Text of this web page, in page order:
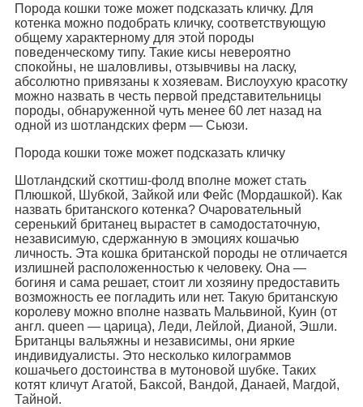
Порода кошки тоже может подсказать кличку. Для
котенка можно подобрать кличку, соответствующую
общему характерному для этой породы
поведенческому типу. Такие кисы невероятно
спокойны, не шаловливы, отзывчивы на ласку,
абсолютно привязаны к хозяевам. Вислоухую красотку
можно назвать в честь первой представительницы
породы, обнаруженной чуть менее 60 лет назад на
одной из шотландских ферм — Сьюзи.
Порода кошки тоже может подсказать кличку
Шотландский скоттиш-фолд вполне может стать
Плюшкой, Шубкой, Зайкой или Фейс (Мордашкой). Как
назвать британского котенка? Очаровательный
серенький британец вырастет в самодостаточную,
независимую, сдержанную в эмоциях кошачью
личность. Эта кошка британской породы не отличается
излишней расположенностью к человеку. Она —
богиня и сама решает, стоит ли хозяину предоставить
возможность ее погладить или нет. Такую британскую
королеву можно вполне назвать Мальвиной, Куин (от
англ. queen — царица), Леди, Лейлой, Дианой, Эшли.
Британцы вальяжны и независимы, они яркие
индивидуалисты. Это несколько килограммов
кошачьего достоинства в мутоновой шубке. Таких
котят кличут Агатой, Баксой, Вандой, Данаей, Магдой,
Тайной.